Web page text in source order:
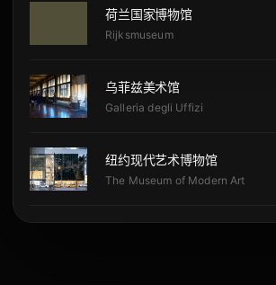
荷兰国家博物馆
Rijksmuseum
乌菲兹美术馆
Galleria degli Uffizi
纽约现代艺术博物馆
The Museum of Modern Art